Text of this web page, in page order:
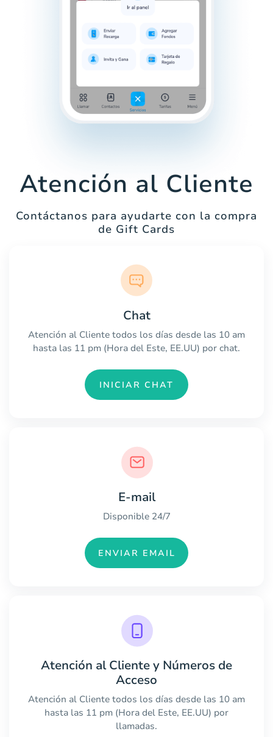
Atención al Cliente
Contáctanos para ayudarte con la compra
de Gift Cards
Chat
Atención al Cliente todos los días desde las 10 am
hasta las 11 pm (Hora del Este, EE.UU) por chat.
INICIAR CHAT
E-mail
Disponible 24/7
ENVIAR EMAIL
Atención al Cliente y Números de
Acceso
Atención al Cliente todos los días desde las 10 am
hasta las 11 pm (Hora del Este, EE.UU) por
llamadas.